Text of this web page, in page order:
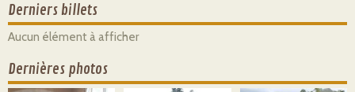
Derniers billets
Aucun élément à afficher
Dernières photos